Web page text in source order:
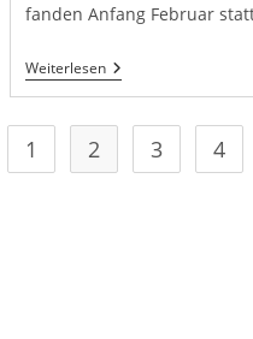
fanden Anfang Februar
WeiterlesenHamburger
Erfolge
DSTC
zur vorherigen Seite
1 2 3 4